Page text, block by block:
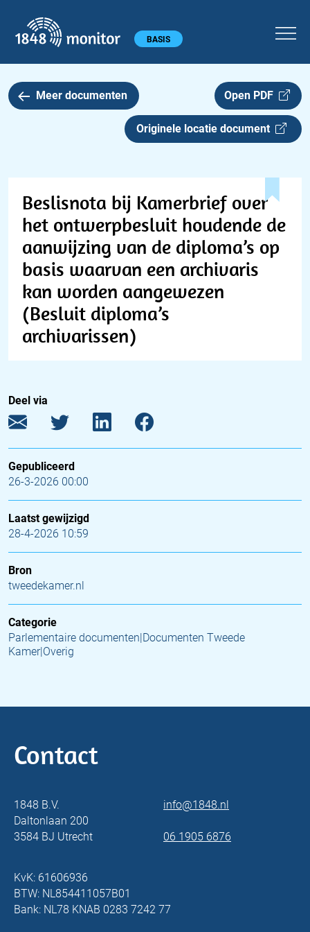
Hoofdmenu BASIS
Meer documenten Open PDF
Originele locatie document
Beslisnota bij Kamerbrief over
het ontwerpbesluit houdende de
aanwijzing van de diploma’s op
basis waarvan een archivaris
kan worden aangewezen
(Besluit diploma’s
archivarissen)
Deel via
Gepubliceerd
26-3-2026 00:00
Laatst gewijzigd
28-4-2026 10:59
Bron
tweedekamer.nl
Categorie
Parlementaire documenten|Documenten Tweede
Kamer|Overig
Contact
1848 B.V.
Daltonlaan 200
3584 BJ Utrecht
info@1848.nl
06 1905 6876
KvK: 61606936
BTW: NL854411057B01
Bank: NL78 KNAB 0283 7242 77